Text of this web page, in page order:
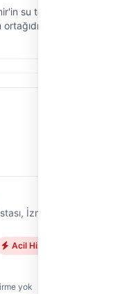
su tesisat
İzmir
Acil Hizmet
yok